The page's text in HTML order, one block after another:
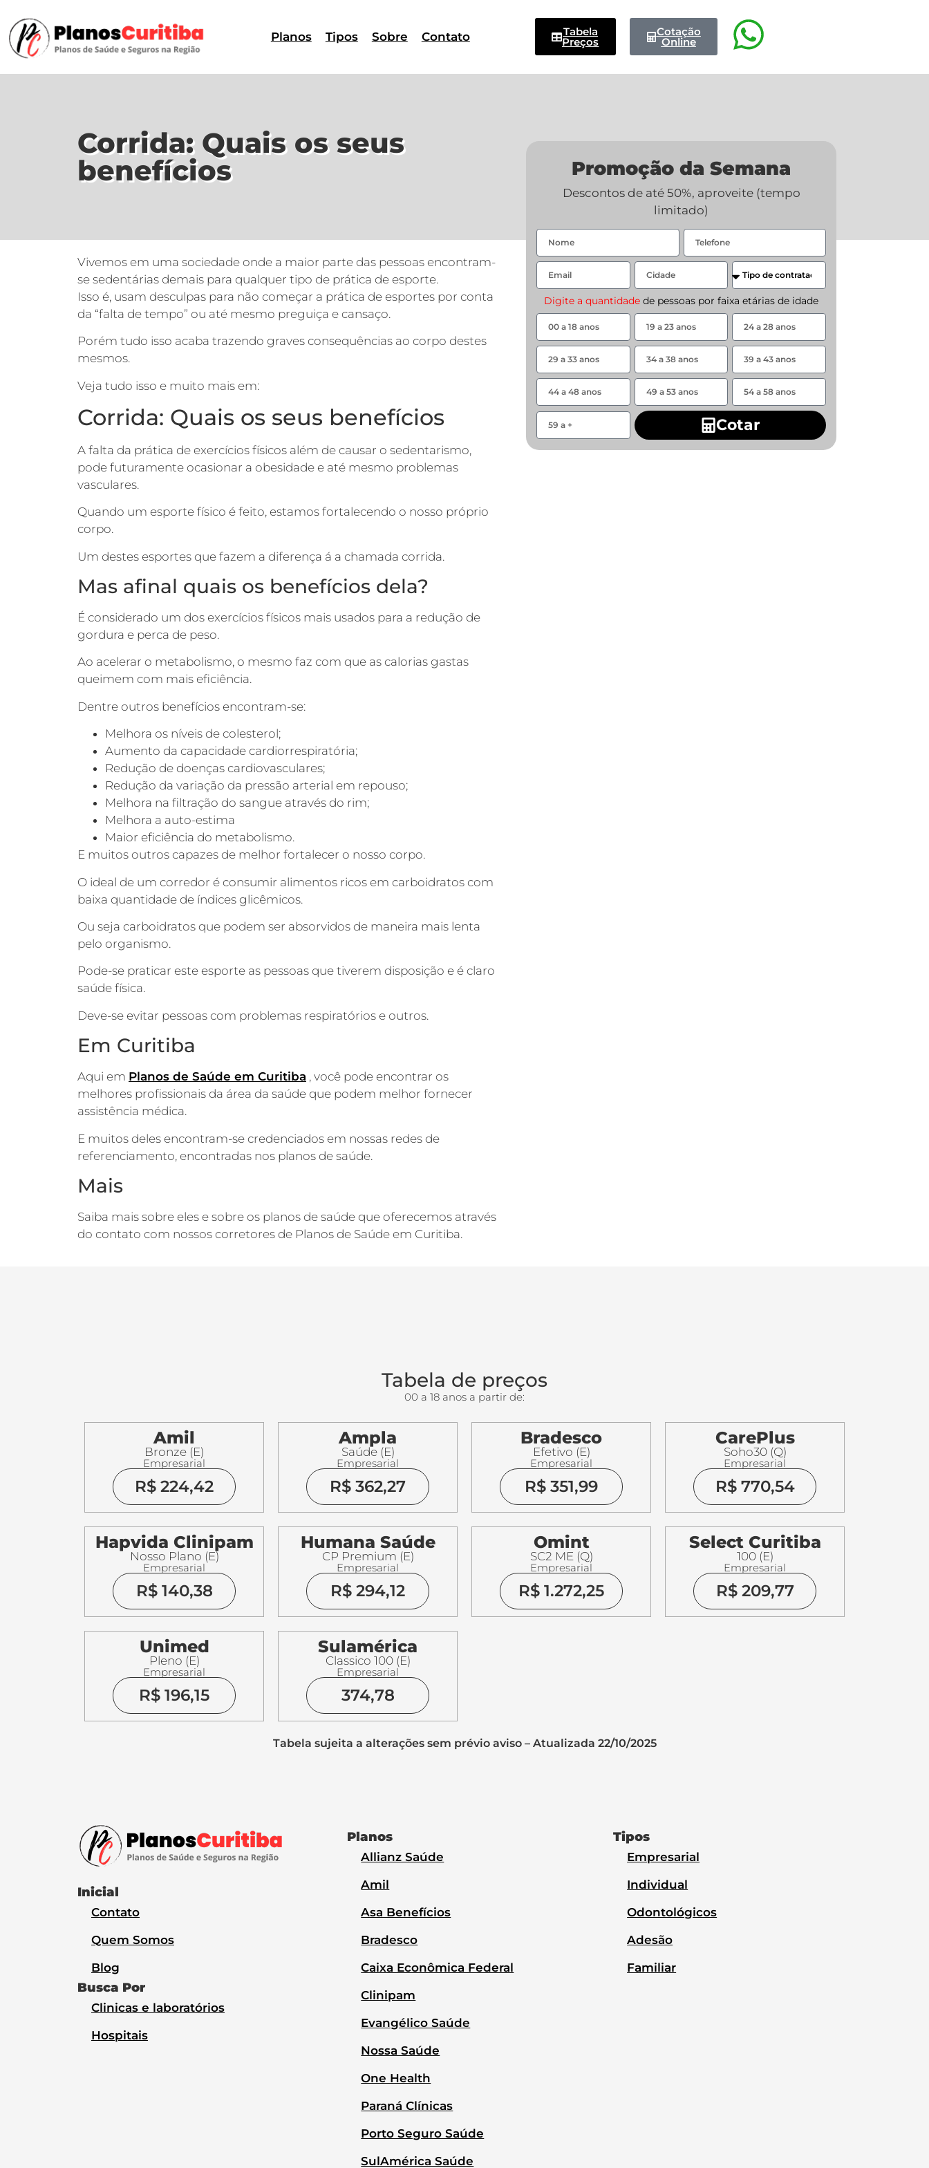
Planos Tipos Sobre Contato Tabela
Preços
Cotação
Online
Corrida: Quais os seus
benefícios
Vivemos em uma sociedade onde a maior parte das pessoas encontram-
se sedentárias demais para qualquer tipo de prática de esporte.
Isso é, usam desculpas para não começar a prática de esportes por conta
da “falta de tempo” ou até mesmo preguiça e cansaço.
Porém tudo isso acaba trazendo graves consequências ao corpo destes
mesmos.
Veja tudo isso e muito mais em:
Corrida: Quais os seus benefícios
A falta da prática de exercícios físicos além de causar o sedentarismo,
pode futuramente ocasionar a obesidade e até mesmo problemas
vasculares.
Quando um esporte físico é feito, estamos fortalecendo o nosso próprio
corpo.
Um destes esportes que fazem a diferença á a chamada corrida.
Mas afinal quais os benefícios dela?
É considerado um dos exercícios físicos mais usados para a redução de
gordura e perca de peso.
Ao acelerar o metabolismo, o mesmo faz com que as calorias gastas
queimem com mais eficiência.
Dentre outros benefícios encontram-se:
Melhora os níveis de colesterol;
Aumento da capacidade cardiorrespiratória;
Redução de doenças cardiovasculares;
Redução da variação da pressão arterial em repouso;
Melhora na filtração do sangue através do rim;
Melhora a auto-estima
Maior eficiência do metabolismo.
E muitos outros capazes de melhor fortalecer o nosso corpo.
O ideal de um corredor é consumir alimentos ricos em carboidratos com
baixa quantidade de índices glicêmicos.
Ou seja carboidratos que podem ser absorvidos de maneira mais lenta
pelo organismo.
Pode-se praticar este esporte as pessoas que tiverem disposição e é claro
saúde física.
Deve-se evitar pessoas com problemas respiratórios e outros.
Em Curitiba
Aqui em Planos de Saúde em Curitiba , você pode encontrar os
melhores profissionais da área da saúde que podem melhor fornecer
assistência médica.
E muitos deles encontram-se credenciados em nossas redes de
referenciamento, encontradas nos planos de saúde.
Mais
Saiba mais sobre eles e sobre os planos de saúde que oferecemos através
do contato com nossos corretores de Planos de Saúde em Curitiba.
Promoção da Semana
Descontos de até 50%, aproveite (tempo
limitado)
Digite a quantidade de pessoas por faixa etárias de idade
Cotar
Tabela de preços
00 a 18 anos a partir de:
Amil
Bronze (E)
Empresarial
R$ 224,42
Ampla
Saúde (E)
Empresarial
R$ 362,27
Bradesco
Efetivo (E)
Empresarial
R$ 351,99
CarePlus
Soho30 (Q)
Empresarial
R$ 770,54
Hapvida Clinipam
Nosso Plano (E)
Empresarial
R$ 140,38
Humana Saúde
CP Premium (E)
Empresarial
R$ 294,12
Omint
SC2 ME (Q)
Empresarial
R$ 1.272,25
Select Curitiba
100 (E)
Empresarial
R$ 209,77
Unimed
Pleno (E)
Empresarial
R$ 196,15
Sulamérica
Classico 100 (E)
Empresarial
374,78
Tabela sujeita a alterações sem prévio aviso – Atualizada 22/10/2025
Inicial
Contato
Quem Somos
Blog
Busca Por
Clinicas e laboratórios
Hospitais
Planos
Allianz Saúde
Amil
Asa Benefícios
Bradesco
Caixa Econômica Federal
Clinipam
Evangélico Saúde
Nossa Saúde
One Health
Paraná Clínicas
Porto Seguro Saúde
SulAmérica Saúde
Tipos
Empresarial
Individual
Odontológicos
Adesão
Familiar